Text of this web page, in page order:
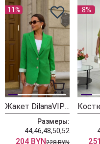
11%
Жакет DilanaVIP 2135 яблоко
Размеры:
44,46,48,50,52
204 BYN228 BYN
8%